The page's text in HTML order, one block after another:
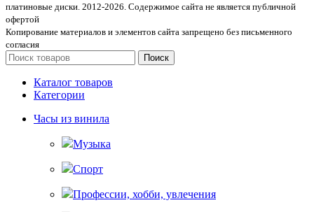
платиновые диски. 2012-2026. Содержимое сайта не является публичной
офертой
Копирование материалов и элементов сайта запрещено без письменного
согласия
Поиск
Каталог товаров
Категории
Часы из винила
Музыка
Спорт
Профессии, хобби, увлечения